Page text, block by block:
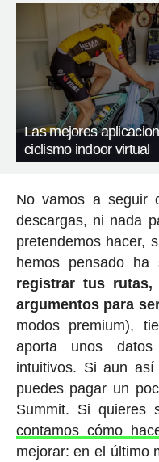
Las mejores
ciclismo indoor virtual
No vamos a seguir
descargas, ni nada
pretendemos hacer,
hemos pensado
registrar tus
argumentos para
modos premium),
aporta unos
intuitivos. Si aun
puedes pagar un
Summit. Si quieres
contamos cómo
mejorar: en el último